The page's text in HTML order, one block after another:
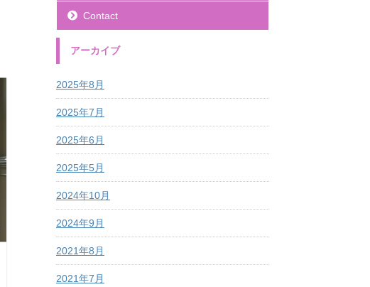
Contact
アーカイブ
2025年8月
2025年7月
2025年6月
2025年5月
2024年10月
2024年9月
2021年8月
2021年7月